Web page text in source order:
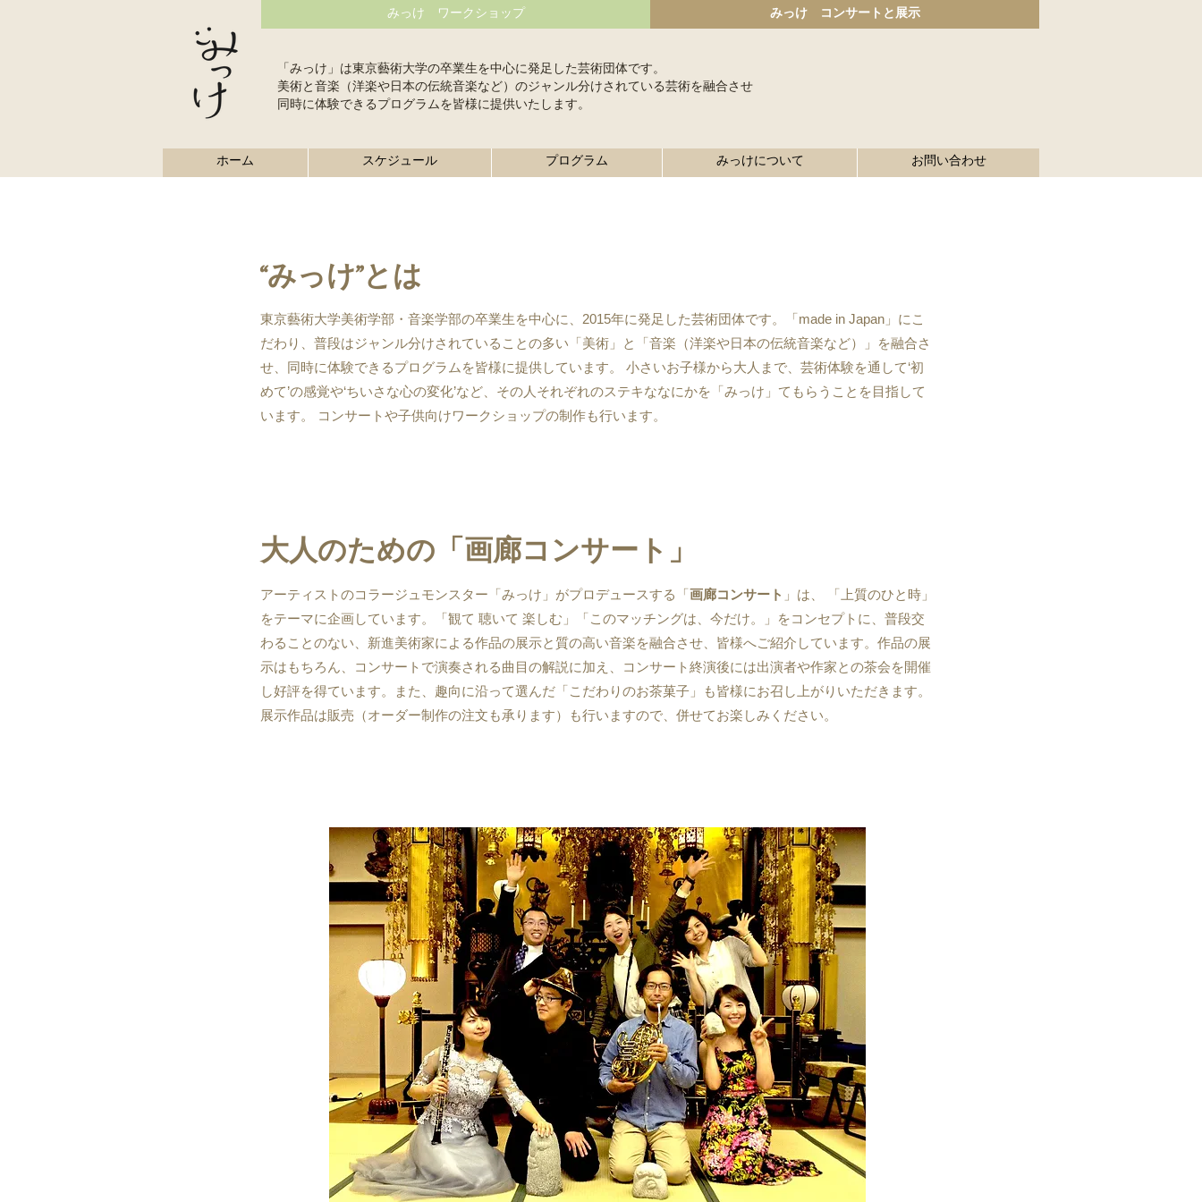
みっけ ワークショップ みっけ コンサートと展示
「みっけ」は東京藝術大学の卒業生を中心に発足した芸術団体です。
美術と音楽（洋楽や日本の伝統音楽など）のジャンル分けされている芸術を融合させ
同時に体験できるプログラムを皆様に提供いたします。
ホーム スケジュール プログラム みっけについて お問い合わせ
“みっけ”とは
東京藝術大学美術学部・音楽学部の卒業生を中心に、2015年に発足した芸術団体です。「made in Japan」にこ
だわり、普段はジャンル分けされていることの多い「美術」と「音楽（洋楽や日本の伝統音楽など）」を融合さ
せ、同時に体験できるプログラムを皆様に提供しています。 小さいお子様から大人まで、芸術体験を通して‘初
めて’の感覚や‘ちいさな心の変化’など、その人それぞれのステキななにかを「みっけ」てもらうことを目指して
います。 コンサートや子供向けワークショップの制作も行います。
大人のための「画廊コンサート」
アーティストのコラージュモンスター「みっけ」がプロデュースする「画廊コンサート 」は、 「上質のひと時」
をテーマに企画しています。「観て 聴いて 楽しむ」「このマッチングは、今だけ。」をコンセプトに、普段交
わることのない、新進美術家による作品の展示と質の高い音楽を融合させ、皆様へご紹介しています。作品の展
示はもちろん、コンサートで演奏される曲目の解説に加え、コンサート終演後には出演者や作家との茶会を開催
し好評を得ています。また、趣向に沿って選んだ「こだわりのお茶菓子」も皆様にお召し上がりいただきます。
展示作品は販売（オーダー制作の注文も承ります）も行いますので、併せてお楽しみください。